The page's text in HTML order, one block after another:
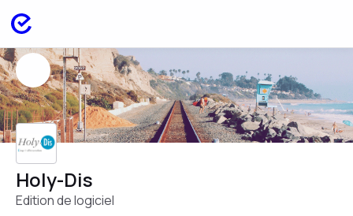
Holy-Dis
Edition de logiciel